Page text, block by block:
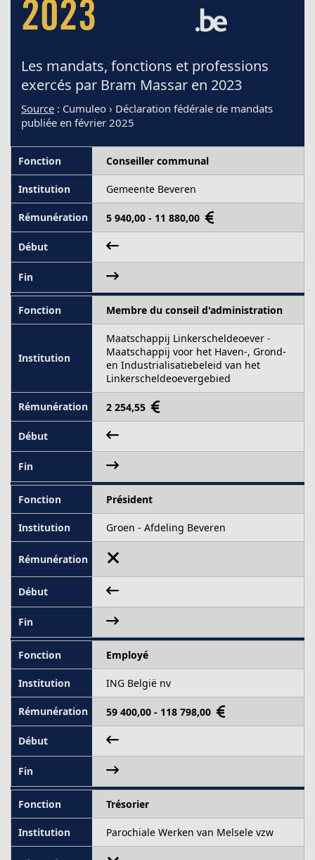
2023
Les mandats, fonctions et professions
exercés par Bram Massar en 2023
Source : Cumuleo › Déclaration fédérale de mandats
publiée en février 2025
Conseiller communal
Gemeente Beveren
5 940,00 - 11 880,00
Membre du conseil d'administration
Maatschappij Linkerscheldeoever -
Maatschappij voor het Haven-, Grond-
en Industrialisatiebeleid van het
Linkerscheldeoevergebied
2 254,55
Président
Groen - Afdeling Beveren
Employé
ING België nv
59 400,00 - 118 798,00
Trésorier
Parochiale Werken van Melsele vzw